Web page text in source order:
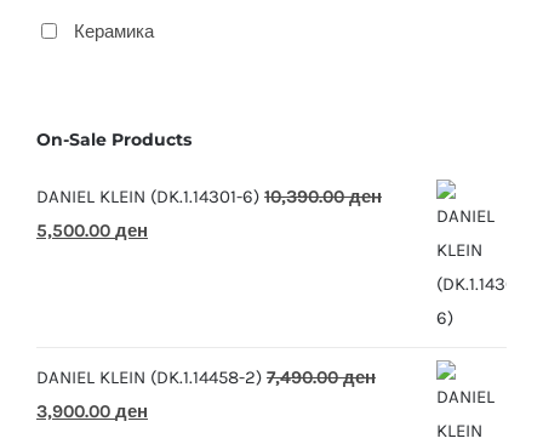
Керамика
On-Sale Products
DANIEL KLEIN (DK.1.14301-6) 10,390.00ден
Original
5,500.00 ден
DANIEL KLEIN (DK.1.14458-2) 7,490.00ден
Original
3,900.00 ден